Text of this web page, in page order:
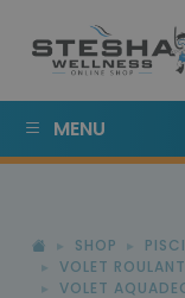
MENU
SHOP
VOLET
VOLET